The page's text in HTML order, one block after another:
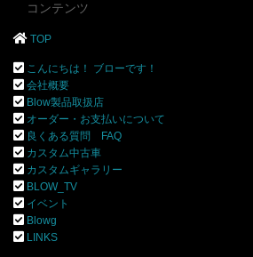
コンテンツ
TOP
こんにちは！ ブローです！
会社概要
Blow製品取扱店
オーダー・お支払いについて
良くある質問 FAQ
カスタム中古車
カスタムギャラリー
BLOW_TV
イベント
Blowg
LINKS